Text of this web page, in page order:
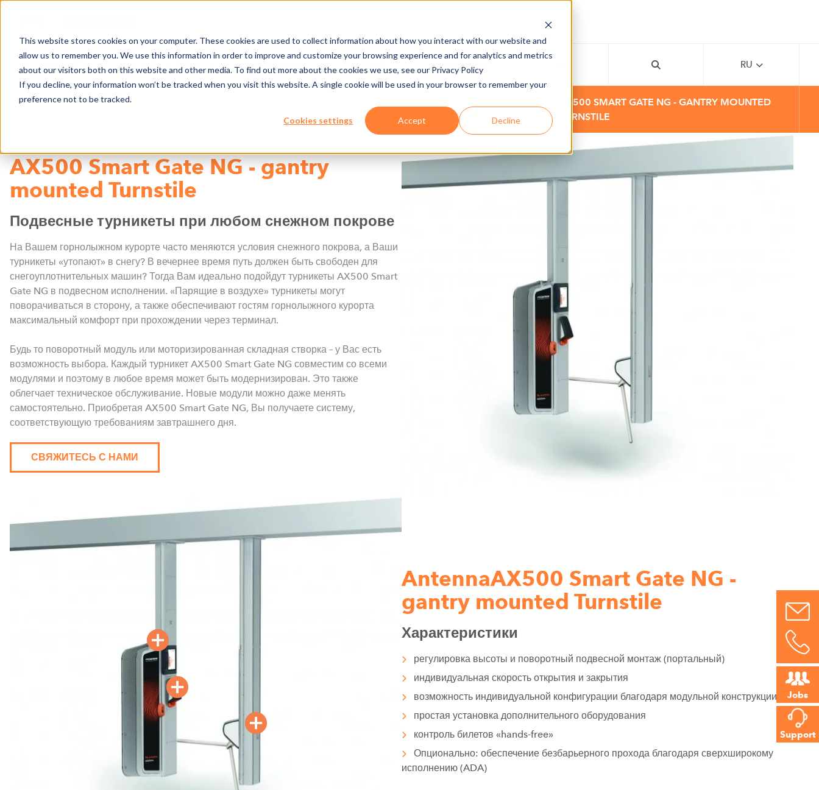
This website stores cookies on your computer. These cookies are used to collect information about how you interact with our website and
allow us to remember you. We use this information in order to improve and customize your browsing experience and for analytics and metrics
about our visitors both on this website and other media. To find out more about the cookies we use, see our Privacy Policy
If you decline, your information won’t be tracked when you visit this website. A single cookie will be used in your browser to remember your
preference not to be tracked.
Cookies settings Accept Decline
НОВОСТИ БИЗНЕС-СФЕРЫ О КОМПАНИИ ПРЕСС КАРЬЕРА RU
Jobs
Support
AX500 SMART GATE NG - GANTRY MOUNTED
TURNSTILE
ОБОРУДОВАНИЕ
БИЗНЕС-
AX500 Smart Gate NG - gantry
mounted Turnstile
Подвесные турникеты при любом снежном покрове
На Вашем горнолыжном курорте часто меняются условия снежного покрова, а Ваши
турникеты «утопают» в снегу? В вечернее время путь должен быть свободен для
снегоуплотнительных машин? Тогда Вам идеально подойдут турникеты AX500 Smart
Gate NG в подвесном исполнении. «Парящие в воздухе» турникеты могут
поворачиваться в сторону, а также обеспечивают гостям горнолыжного курорта
максимальный комфорт при прохождении через терминал.
Будь то поворотный модуль или моторизированная складная створка – у Вас есть
возможность выбора. Каждый турникет AX500 Smart Gate NG совместим со всеми
модулями и поэтому в любое время может быть модернизирован. Это также
облегчает техническое обслуживание. Новые модули можно даже менять
самостоятельно. Приобретая AX500 Smart Gate NG, Вы получаете систему,
соответствующую требованиям завтрашнего дня.
СВЯЖИТЕСЬ С НАМИ
AntennaAX500 Smart Gate NG -
gantry mounted Turnstile
Характеристики
регулировка высоты и поворотный подвесной монтаж (портальный)
индивидуальная скорость открытия и закрытия
возможность индивидуальной конфигурации благодаря модульной конструкции
простая установка дополнительного оборудования
контроль билетов «hands-free»
Опционально: обеспечение безбарьерного прохода благодаря сверхширокому
исполнению (ADA)